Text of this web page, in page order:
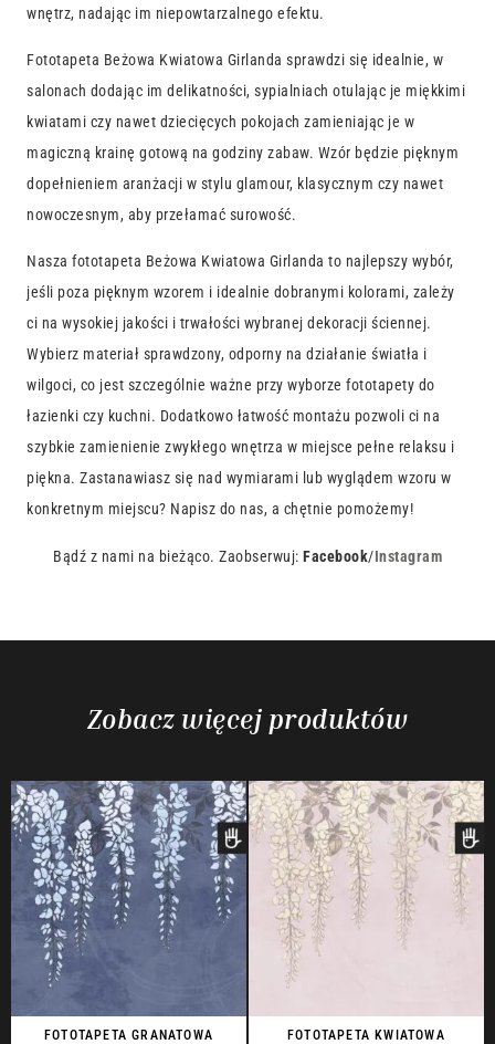
wnętrz, nadając im niepowtarzalnego efektu.
Fototapeta Beżowa Kwiatowa Girlanda sprawdzi się idealnie, w
salonach dodając im delikatności, sypialniach otulając je miękkimi
kwiatami czy nawet dziecięcych pokojach zamieniając je w
magiczną krainę gotową na godziny zabaw. Wzór będzie pięknym
dopełnieniem aranżacji w stylu glamour, klasycznym czy nawet
nowoczesnym, aby przełamać surowość.
Nasza fototapeta Beżowa Kwiatowa Girlanda to najlepszy wybór,
jeśli poza pięknym wzorem i idealnie dobranymi kolorami, zależy
ci na wysokiej jakości i trwałości wybranej dekoracji ściennej.
Wybierz materiał sprawdzony, odporny na działanie światła i
wilgoci, co jest szczególnie ważne przy wyborze fototapety do
łazienki czy kuchni. Dodatkowo łatwość montażu pozwoli ci na
szybkie zamienienie zwykłego wnętrza w miejsce pełne relaksu i
piękna. Zastanawiasz się nad wymiarami lub wyglądem wzoru w
konkretnym miejscu? Napisz do nas, a chętnie pomożemy!
Bądź z nami na bieżąco. Zaobserwuj: Facebook/Instagram
Zobacz więcej produktów
FOTOTAPETA GRANATOWA
FOTOTAPETA KWIATOWA